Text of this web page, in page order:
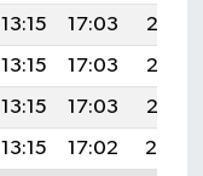
13:15 17:03
20:17
13:15 17:03
20:16
13:15 17:03
20:15
13:15 17:02
20:14